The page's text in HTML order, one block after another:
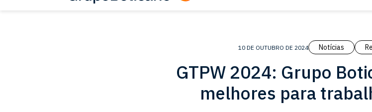
10 DE OUTUBRO DE 2024 Notícias
GTPW 2024: Grupo
melhores para